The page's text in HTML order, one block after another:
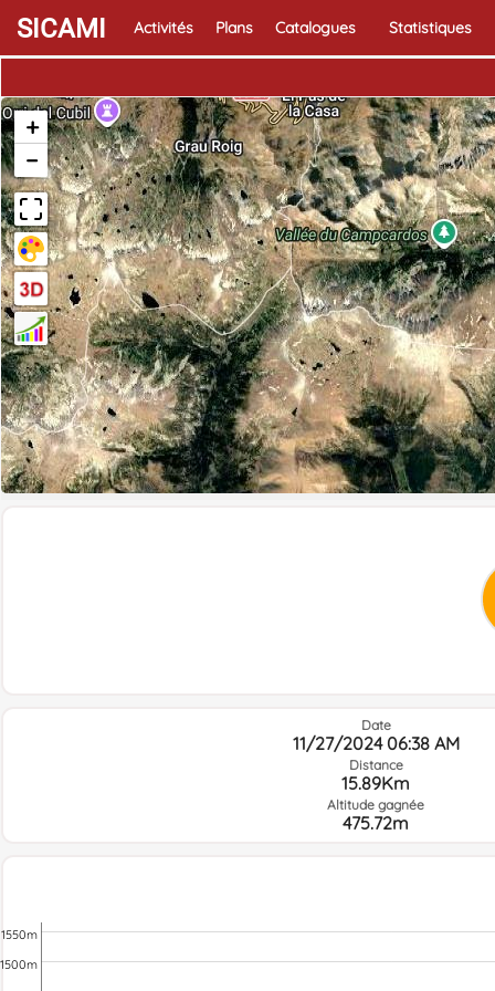
SICAMI Activités Plans Catalogues Statistiques
+
−
Date
11/27/2024 06:38 AM
Distance
15.89Km
Altitude gagnée
475.72m
1500m
1550m